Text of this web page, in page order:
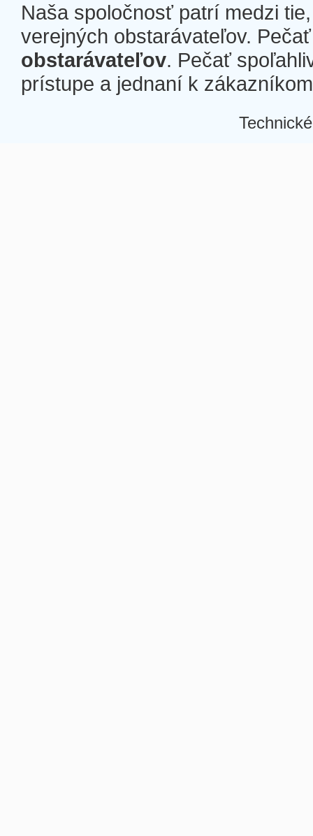
Naša spoločnosť patrí medzi
verejných obstarávateľov.
obstarávateľov. Pečať
prístupe a jednaní k